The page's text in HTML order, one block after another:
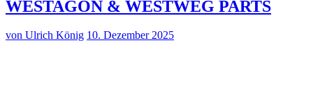
WESTAGON & WESTWEG PARTS
von Ulrich König 10. Dezember 2025